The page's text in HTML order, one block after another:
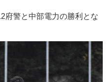
府警と中部電力の勝利とな